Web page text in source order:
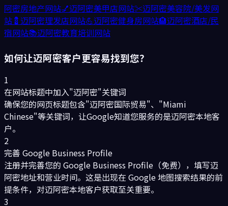
阿密房地产网站💅迈阿密美甲店网站✂️迈阿密美容院/美发网
站💈迈阿密理发店网站💪迈阿密健身房网站🏨迈阿密酒店/民
宿网站📚迈阿密教育培训网站
如何让迈阿密客户更容易找到您？
1
在网站标题中加入"迈阿密"关键词
确保您的网页标题包含"迈阿密国际贸易"、"Miami
Chinese"等关键词，让Google知道您服务的是迈阿密本地客
户。
2
完善 Google Business Profile
注册并完善您的 Google Business Profile（免费），填写迈
阿密地址和营业时间。这是出现在 Google 地图搜索结果的前
提条件，对迈阿密本地客户获取至关重要。
3